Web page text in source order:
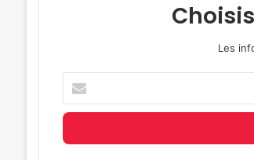
Les
votre
adresse
mail